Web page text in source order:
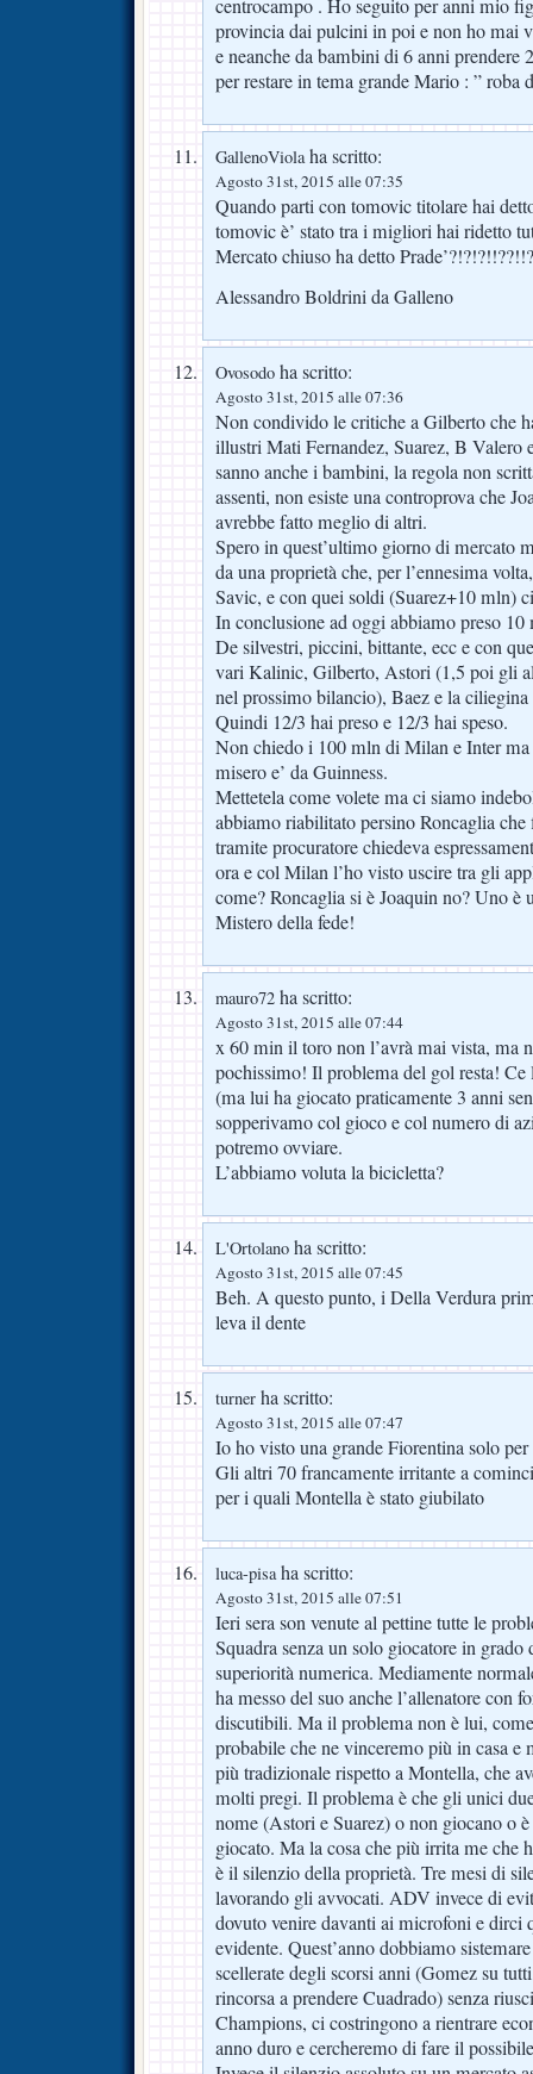
centrocampo . Ho seguito per anni mio
provincia dai pulcini in poi e non ho mai
e neanche da bambini di 6 anni
per restare in tema grande Mario : ” roba
GallenoViolaha scritto:
Agosto 31st, 2015 alle 07:35
Quando parti con tomovic titolare hai
tomovic è’ stato tra i migliori hai ridetto
Mercato chiuso ha detto
Alessandro Boldrini da Galleno
Ovosodo ha scritto:
Agosto 31st, 2015 alle 07:36
Non condivido le critiche a Gilberto che
illustri Mati Fernandez, Suarez, B
sanno anche i bambini, la regola non
assenti, non esiste una controprova che
avrebbe fatto meglio di altri.
Spero in quest’ultimo giorno di mercato
da una proprietà che, per l’ennesima
Savic, e con quei soldi (Suarez+10 mln)
In conclusione ad oggi abbiamo preso
De silvestri, piccini, bittante, ecc e con
vari Kalinic, Gilberto, Astori (1,5 poi gli
nel prossimo bilancio), Baez e la
Quindi 12/3 hai preso e 12/3 hai speso.
Non chiedo i 100 mln di Milan e Inter ma
misero e’ da Guinness.
Mettetela come volete ma ci siamo
abbiamo riabilitato persino Roncaglia
tramite procuratore chiedeva
ora e col Milan l’ho visto uscire tra gli
come? Roncaglia si è Joaquin no? Uno è
Mistero della fede!
mauro72 ha scritto:
Agosto 31st, 2015 alle 07:44
x 60 min il toro non l’avrà mai vista, ma
pochissimo! Il problema del gol resta! Ce
(ma lui ha giocato praticamente 3 anni
sopperivamo col gioco e col numero di
potremo ovviare.
L’abbiamo voluta la bicicletta?
L'Ortolano ha scritto:
Agosto 31st, 2015 alle 07:45
Beh. A questo punto, i Della Verdura
leva il dente
turner ha scritto:
Agosto 31st, 2015 alle 07:47
Io ho visto una grande Fiorentina solo
Gli altri 70 francamente irritante a
per i quali Montella è stato giubilato
luca-pisaha scritto:
Agosto 31st, 2015 alle 07:51
Ieri sera son venute al pettine tutte le
Squadra senza un solo giocatore in grado
superiorità numerica. Mediamente
ha messo del suo anche l’allenatore con
discutibili. Ma il problema non è lui,
probabile che ne vinceremo più in casa e
più tradizionale rispetto a Montella, che
molti pregi. Il problema è che gli unici
nome (Astori e Suarez) o non giocano o
giocato. Ma la cosa che più irrita me che
è il silenzio della proprietà. Tre mesi di
lavorando gli avvocati. ADV invece di
dovuto venire davanti ai microfoni e dirci
evidente. Quest’anno dobbiamo
scellerate degli scorsi anni (Gomez su
rincorsa a prendere Cuadrado) senza
Champions, ci costringono a rientrare
anno duro e cercheremo di fare il